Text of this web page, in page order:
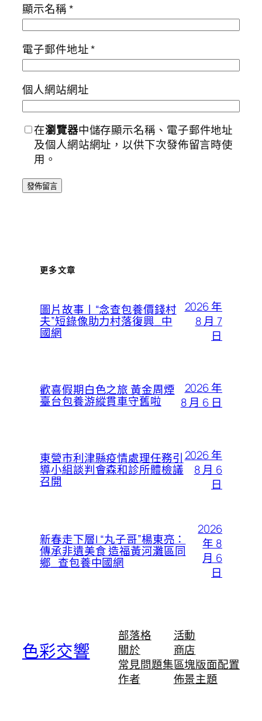
顯示名稱*
電子郵件地址*
個人網站網址
在瀏覽器中儲存顯示名稱、電子郵件地址
及個人網站網址，以供下次發佈留言時使
用。
更多文章
圖片故事丨“念查包養價錢村
夫”短錄像助力村落復興_中
國網
2026 年
8 月 7
日
歡喜假期白色之旅 黃金周煙
臺台包養游縱貫車守舊啦
2026 年
8 月 6 日
東營市利津縣疫情處理任務引
導小組談判會森和診所體檢議
召開
2026 年
8 月 6
日
新春走下層| “丸子哥”楊東亮：
傳承非遺美食 造福黃河灘區同
鄉_查包養中國網
2026
年 8
月 6
日
色彩交響
部落格
關於
常見問題集
作者
活動
商店
區塊版面配置
佈景主題